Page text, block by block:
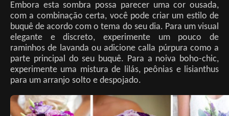
Embora esta sombra possa parecer uma cor ousada,
com a combinação certa, você pode criar um estilo de
buquê de acordo com o tema do seu dia. Para um visual
elegante e discreto, experimente um pouco de
raminhos de lavanda ou adicione calla púrpura como a
parte principal do seu buquê. Para a noiva boho-chic,
experimente uma mistura de lilás, peônias e lisianthus
para um arranjo solto e despojado.